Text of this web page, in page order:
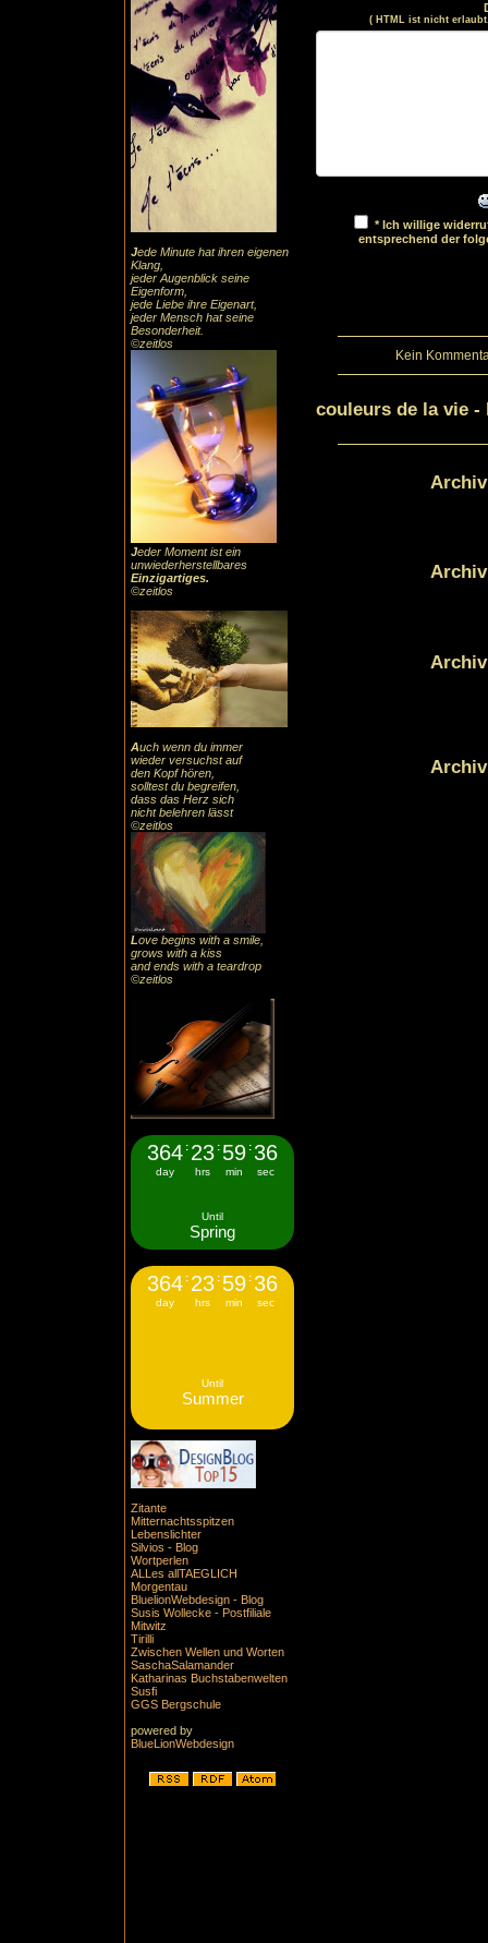
Jede Minute hat ihren eigenen
Klang,
jeder Augenblick seine
Eigenform,
jede Liebe ihre Eigenart,
jeder Mensch hat seine
Besonderheit.
©zeitlos
Jeder Moment ist ein
unwiederherstellbares
Einzigartiges.
©zeitlos
Auch wenn du immer
wieder versuchst auf
den Kopf hören,
solltest du begreifen,
dass das Herz sich
nicht belehren lässt
©zeitlos
Love begins with a smile,
grows with a kiss
and ends with a teardrop
©zeitlos
364
day
: 23
hrs
: 59
min
:36
sec
Until
Spring
364
day
: 23
hrs
: 59
min
:36
sec
Until
Summer
Zitante
Mitternachtsspitzen
Lebenslichter
Silvios - Blog
Wortperlen
ALLes allTAEGLICH
Morgentau
BluelionWebdesign - Blog
Susis Wollecke - Postfiliale
Mitwitz
Tirilli
Zwischen Wellen und Worten
SaschaSalamander
Katharinas Buchstabenwelten
Susfi
GGS Bergschule
powered by
BlueLionWebdesign
( HTML ist nicht
* Ich willige
entsprechend der
Kein
couleurs de la vie